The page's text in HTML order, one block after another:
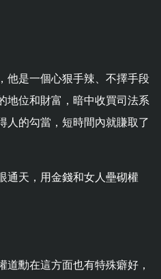
他是一個心狠手辣、不擇手段
地位和財富，暗中收買司法系
人的勾當，短時間內就賺取了
通天，用金錢和女人壘砌權
勳在這方面也有特殊癖好，